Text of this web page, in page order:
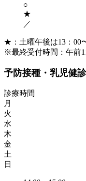
○
★
／
★：土曜午後は13：00
※最終受付時間：午前
予防接種・乳児健
診療時間
月
火
水
木
金
土
日